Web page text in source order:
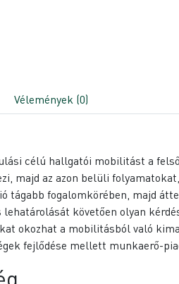
Vélemények (0)
célú hallgatói mobilitást a
majd az azon belüli
tágabb fogalomkörében, majd
követően olyan
okozhat a mobilitásból való
fejlődése mellett munkaerő-